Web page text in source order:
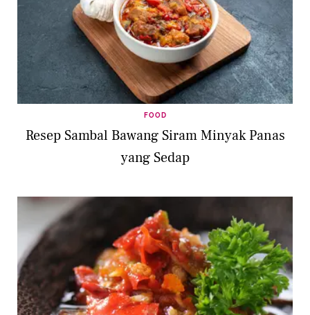
FOOD
Resep Sambal Bawang Siram Minyak Panas
yang Sedap